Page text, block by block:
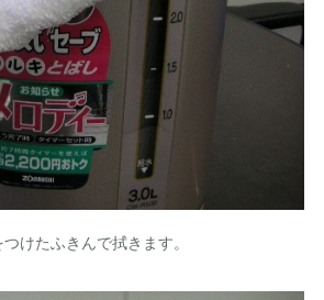
けたふきんで拭きます。